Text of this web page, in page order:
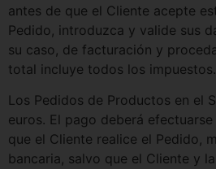
antes de que el Cliente acepte
Pedido, introduzca y valide sus
su caso, de facturación y
total incluye todos los impuestos.
Los Pedidos de Productos en el
euros. El pago deberá
que el Cliente realice el Pedido,
bancaria, salvo que el Cliente y